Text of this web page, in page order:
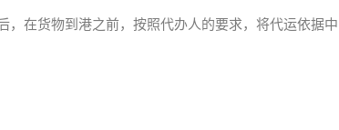
在货物到港之前，按照代办人的要求，将代运依据中